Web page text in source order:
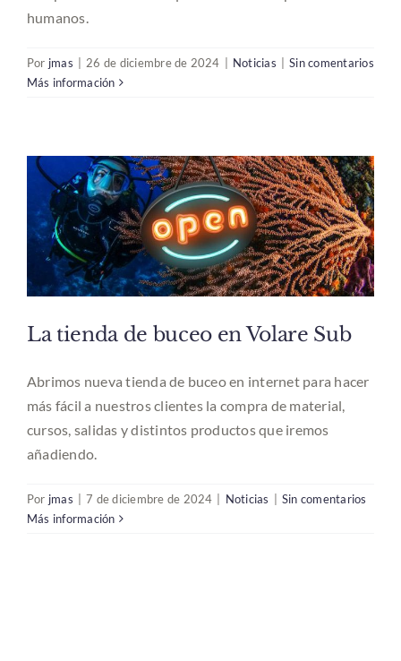
humanos.
Por jmas | 26 de diciembre de 2024 | Noticias | Sin comentarios
Más información
La tienda de buceo en Volare Sub
Abrimos nueva tienda de buceo en internet para hacer
más fácil a nuestros clientes la compra de material,
cursos, salidas y distintos productos que iremos
añadiendo.
Por jmas 7 de diciembre de 2024 Noticias
Sin comentarios
Más información